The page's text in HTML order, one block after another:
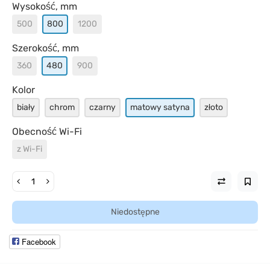
Wysokość, mm
500 800 1200
Szerokość, mm
360 480 900
Kolor
biały chrom czarny matowy satyna złoto
Obecność Wi-Fi
z Wi-Fi
Niedostępne
Facebook